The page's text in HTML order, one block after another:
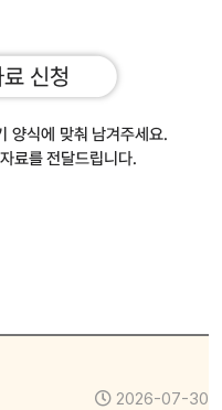
2026-07-30